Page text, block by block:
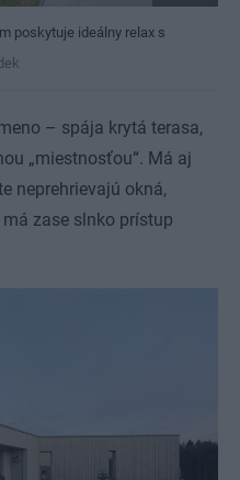
poskytuje ideálny relax s
– spája krytá terasa,
„miestnosťou“. Má aj
neprehrievajú okná,
zase slnko prístup